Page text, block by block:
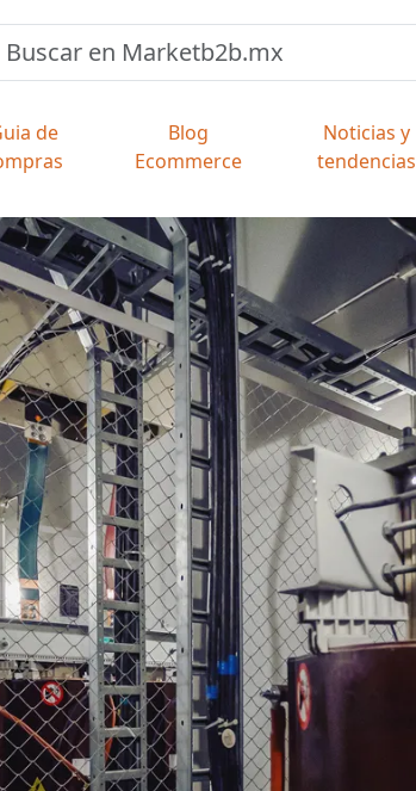
de
Blog
Ecommerce
Noticias y
tendencias